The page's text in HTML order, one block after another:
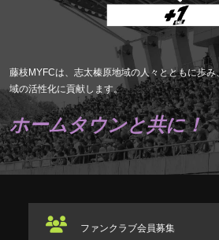
藤枝MYFCは、志太榛原地域の人々とともに歩
域の活性化に貢献します。
ホームタウンと共に！
ファンクラブ会員募集